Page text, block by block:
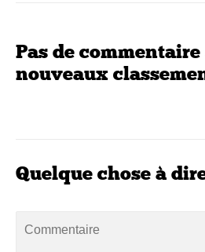
Pas de
nouveaux
Quelque chose à